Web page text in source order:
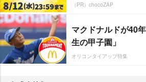
（PR）chocoZAP
マクドナルドが40
生の甲子園」
オリコンタイアップ特集